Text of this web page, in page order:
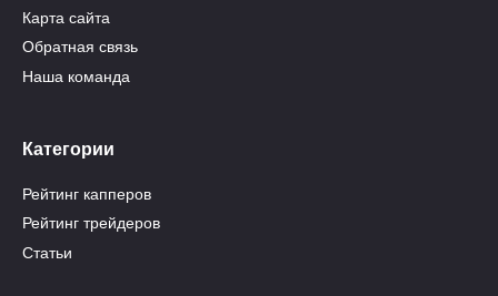
Карта сайта
Обратная связь
Наша команда
Категории
Рейтинг капперов
Рейтинг трейдеров
Статьи